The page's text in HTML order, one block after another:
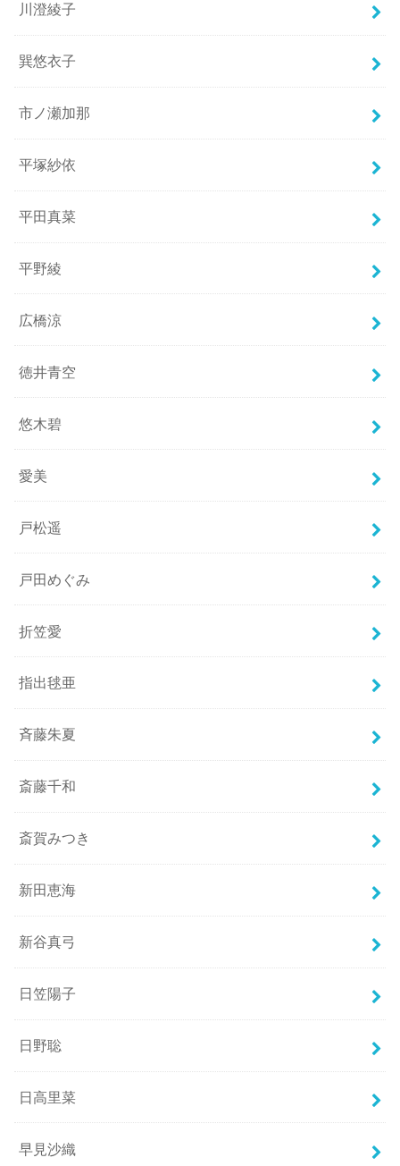
川澄綾子
巽悠衣子
市ノ瀬加那
平塚紗依
平田真菜
平野綾
広橋涼
徳井青空
悠木碧
愛美
戸松遥
戸田めぐみ
折笠愛
指出毬亜
斉藤朱夏
斎藤千和
斎賀みつき
新田恵海
新谷真弓
日笠陽子
日野聡
日高里菜
早見沙織